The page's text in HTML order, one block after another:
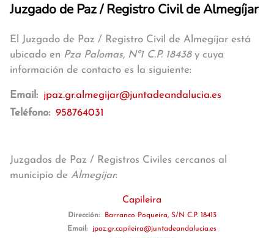
Juzgado de Paz / Registro Civil de Almegíjar
El Juzgado de Paz / Registro Civil de Almegíjar está
ubicado en Pza Palomas, Nº1 C.P. 18438y cuya
información de contacto es la siguiente:
Email: jpaz.gr.almegijar@juntadeandalucia.es
Teléfono: 958764031
Juzgados de Paz / Registros Civiles cercanos al
municipio de Almegíjar:
Capileira
Dirección:
Barranco Poqueira, S/N C.P. 18413
Email:
jpaz.gr.capileira@juntadeandalucia.es